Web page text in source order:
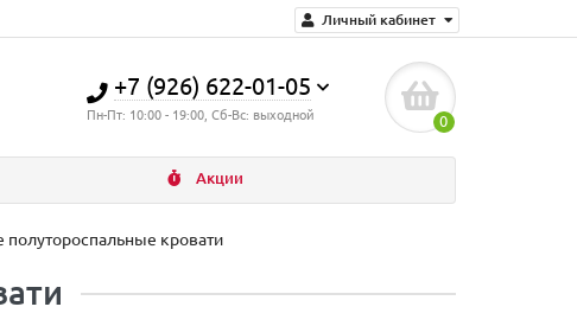
Личный кабинет
+7 (926) 622-01-05
Пн-Пт: 10:00 - 19:00, Сб-Вс: выходной 0
Акции
кровати